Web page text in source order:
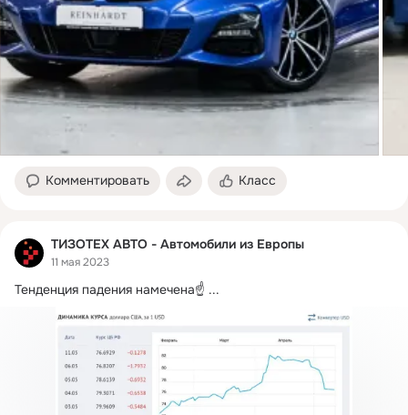
Комментировать Класс
ТИЗОТЕХ АВТО - Автомобили из Европы
11 мая 2023
Тенденция падения намечена☝ ...